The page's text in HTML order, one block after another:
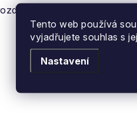
Tento web používá
vyjadřujete souhlas s
Nastavení
na právu a ľavú